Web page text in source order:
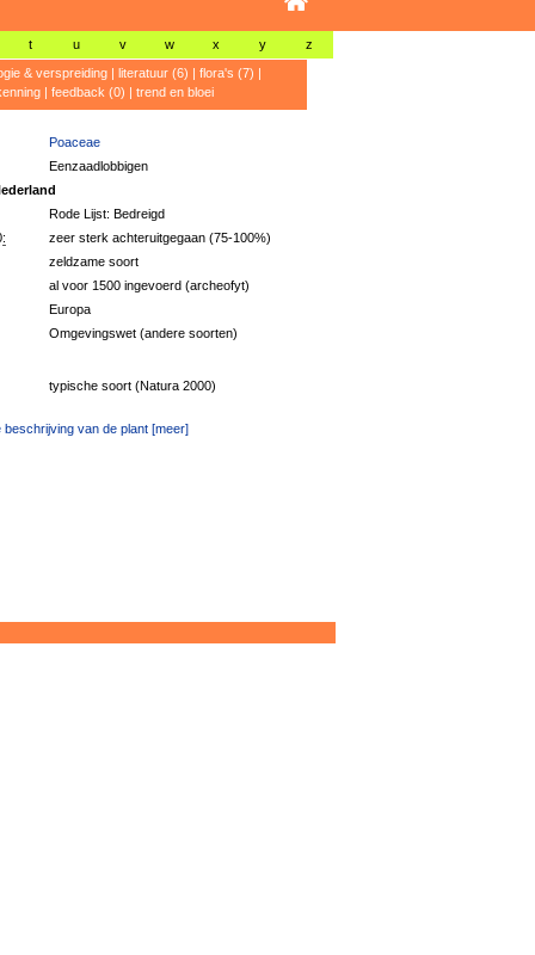
t u v w x y z
& verspreiding| literatuur (6) | flora's (7) |
| feedback (0) | trend en bloei
Poaceae
Eenzaadlobbigen
Rode Lijst: Bedreigd
zeer sterk achteruitgegaan (75-100%)
zeldzame soort
al voor 1500 ingevoerd (archeofyt)
Europa
Omgevingswet (andere soorten)
typische soort (Natura 2000)
beschrijving van de plant [meer]